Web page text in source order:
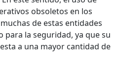
obsoletos en los
de estas entidades
la seguridad, ya que su
a una mayor cantidad de